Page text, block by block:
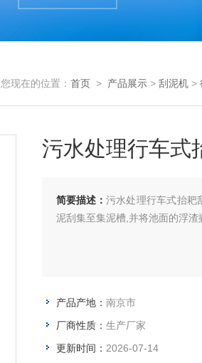
您现在的位置： 首页 > 产品展示 > 刮泥机 >
污水处理行车式
简要描述： 污水处理行车式抬耙
泥刮集至集泥槽,并将池面的浮渣
产品产地： 南京市
厂商性质： 生产厂家
更新时间： 2026-07-14